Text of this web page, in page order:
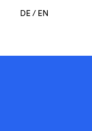
DE/ EN